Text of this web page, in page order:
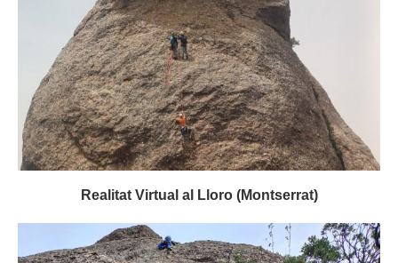
Realitat Virtual al Lloro (Montserrat)